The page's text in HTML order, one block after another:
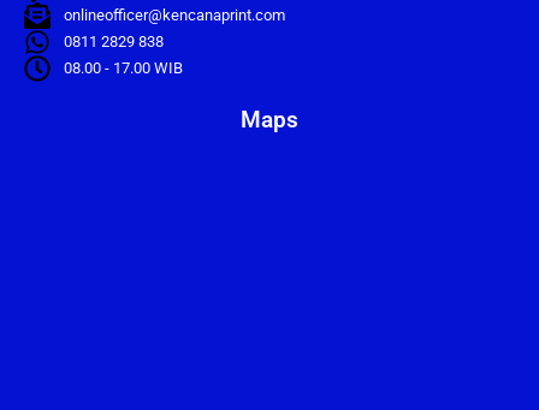
onlineofficer@kencanaprint.com
0811 2829 838
08.00 - 17.00 WIB
Maps